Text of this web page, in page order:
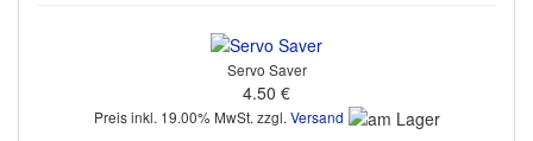
Servo Saver
4.50 €
Preis inkl. 19.00% MwSt. zzgl. Versand